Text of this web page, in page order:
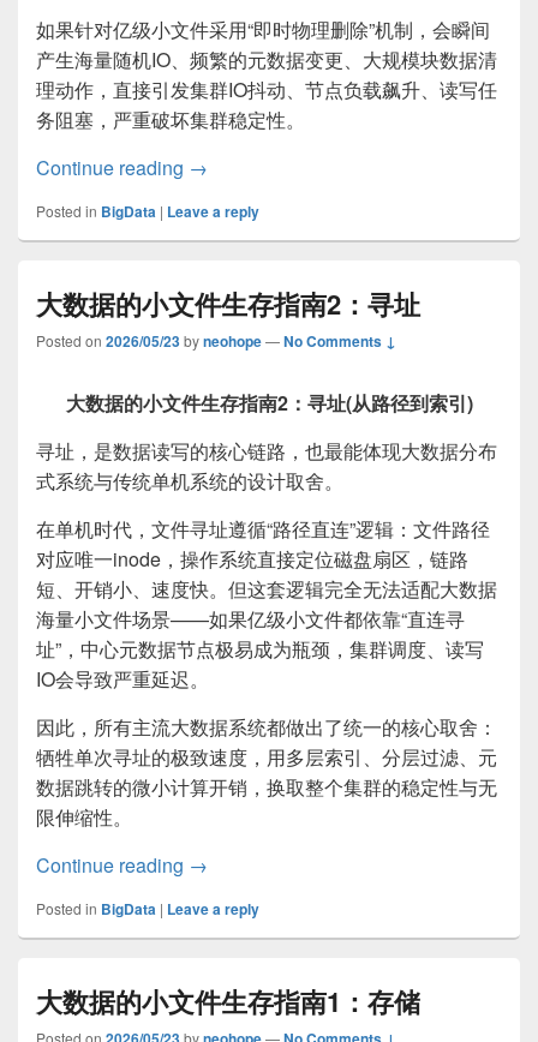
如果针对亿级小文件采用“即时物理删除”机制，会瞬间
产生海量随机IO、频繁的元数据变更、大规模块数据清
理动作，直接引发集群IO抖动、节点负载飙升、读写任
务阻塞，严重破坏集群稳定性。
Continue reading 大数据的小文件生存指南3：删除
→
Posted in BigData | Leave a reply
大数据的小文件生存指南2：寻址
Posted on 2026/05/23byneohope—No Comments ↓
大数据的小文件生存指南2：寻址(从路径到索引)
寻址，是数据读写的核心链路，也最能体现大数据分布
式系统与传统单机系统的设计取舍。
在单机时代，文件寻址遵循“路径直连”逻辑：文件路径
对应唯一inode，操作系统直接定位磁盘扇区，链路
短、开销小、速度快。但这套逻辑完全无法适配大数据
海量小文件场景——如果亿级小文件都依靠“直连寻
址”，中心元数据节点极易成为瓶颈，集群调度、读写
IO会导致严重延迟。
因此，所有主流大数据系统都做出了统一的核心取舍：
牺牲单次寻址的极致速度，用多层索引、分层过滤、元
数据跳转的微小计算开销，换取整个集群的稳定性与无
限伸缩性。
Continue reading 大数据的小文件生存指南2：寻址
→
Posted in BigData | Leave a reply
大数据的小文件生存指南1：存储
Posted on by —